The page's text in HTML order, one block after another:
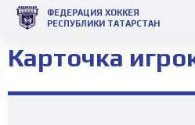
ФЕДЕРАЦИЯ ХОККЕЯ
РЕСПУБЛИКИ ТАТАРСТАН
Карточка